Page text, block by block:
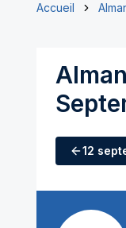
Accueil
12